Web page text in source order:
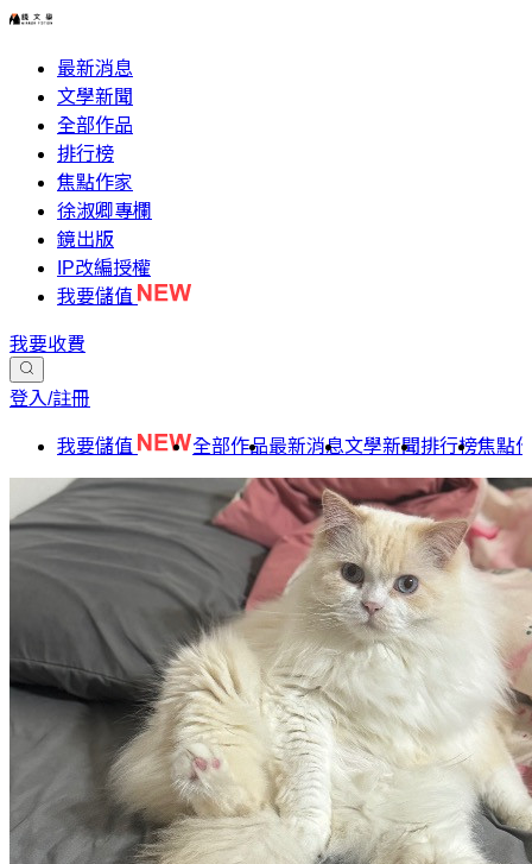
最新消息
文學新聞
全部作品
排行榜
焦點作家
徐淑卿專欄
鏡出版
IP改編授權
我要儲值
我要收費
登入/註冊
我要儲值 全部作品最新消息文學新聞排行榜焦點